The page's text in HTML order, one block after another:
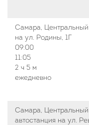
Самара, Центральный
на ул. Родины, 1Г
09:00
11:05
2 ч 5 м
ежедневно
Самара, Центральный
автостанция на ул.